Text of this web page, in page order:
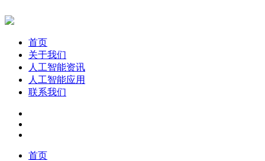
首页
关于我们
人工智能资讯
人工智能应用
联系我们
首页